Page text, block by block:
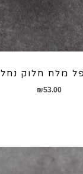
מלח חלוק נחל
₪53.00